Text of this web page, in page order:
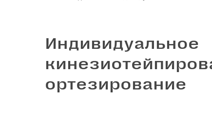
Индивидуальное
ортезирование